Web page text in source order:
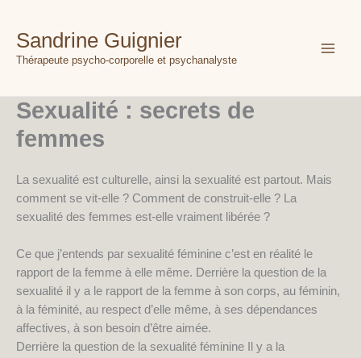
contenu
Sandrine Guignier
Thérapeute psycho-corporelle et psychanalyste
Sexualité : secrets de
femmes
La sexualité est culturelle, ainsi la sexualité est partout. Mais
comment se vit-elle ? Comment de construit-elle ? La
sexualité des femmes est-elle vraiment libérée ?
Ce que j’entends par sexualité féminine c’est en réalité le
rapport de la femme à elle même. Derrière la question de la
sexualité il y a le rapport de la femme à son corps, au féminin,
à la féminité, au respect d’elle même, à ses dépendances
affectives, à son besoin d’être aimée.
Derrière la question de la sexualité féminine Il y a la